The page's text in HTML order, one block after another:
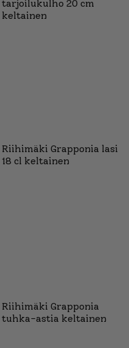
tarjoilukulho 20 cm
keltainen
Riihimäki Grapponia lasi
18 cl keltainen
Riihimäki Grapponia
tuhka-astia keltainen